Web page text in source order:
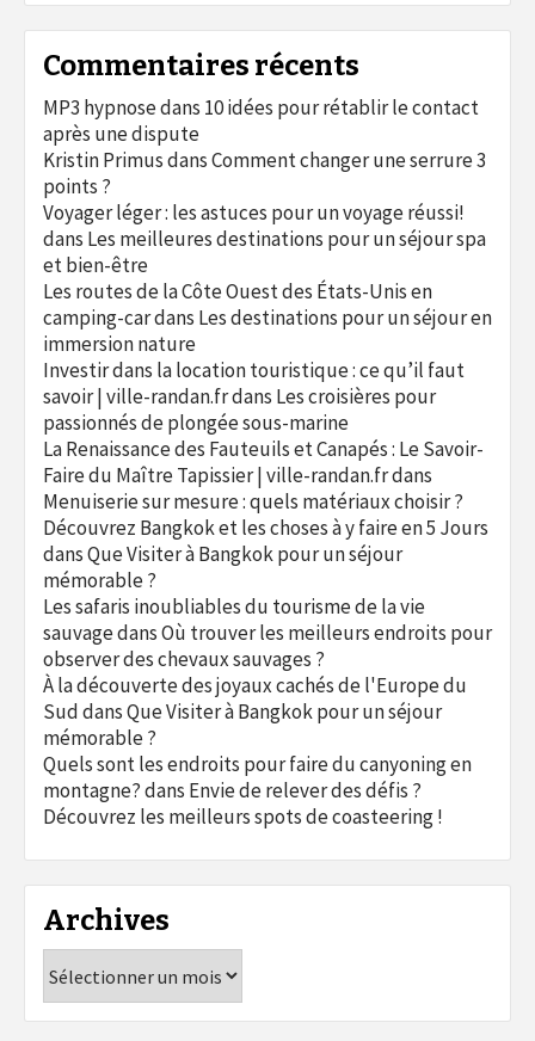
Commentaires récents
MP3 hypnosedans 10 idées pour rétablir le contact
après une dispute
Kristin PrimusdansComment changer une serrure 3
points ?
Voyager léger : les astuces pour un voyage réussi!
dans Les meilleures destinations pour un séjour spa
et bien-être
Les routes de la Côte Ouest des États-Unis en
camping-cardans Les destinations pour un séjour en
immersion nature
Investir dans la location touristique : ce qu’il faut
savoir | ville-randan.frdans Les croisières pour
passionnés de plongée sous-marine
La Renaissance des Fauteuils et Canapés : Le Savoir-
Faire du Maître Tapissier | ville-randan.frdans
Menuiserie sur mesure : quels matériaux choisir ?
Découvrez Bangkok et les choses à y faire en 5 Jours
dansQue Visiter à Bangkok pour un séjour
mémorable ?
Les safaris inoubliables du tourisme de la vie
sauvagedansOù trouver les meilleurs endroits pour
observer des chevaux sauvages ?
À la découverte des joyaux cachés de l'Europe du
SuddansQue Visiter à Bangkok pour un séjour
mémorable ?
Quels sont les endroits pour faire du canyoning en
montagne?dans Envie de relever des défis ?
Découvrez les meilleurs spots de coasteering !
Archives